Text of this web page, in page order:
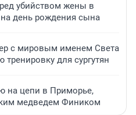
убийством жены в
на день рождения сына
с мировым именем Света
тренировку для сургутян
на цепи в Приморье,
медведем Фиником